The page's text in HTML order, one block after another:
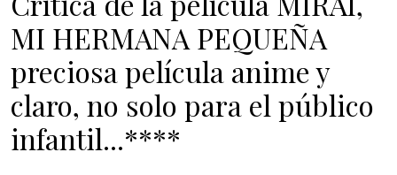
MI HERMANA PEQUEÑA
preciosa película anime y
claro, no solo para el público
infantil...****